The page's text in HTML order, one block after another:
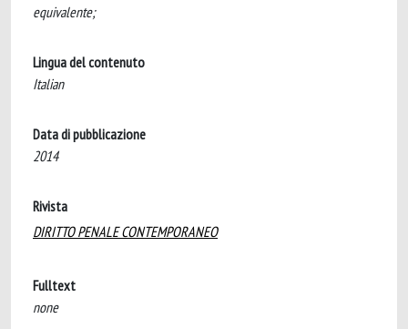
equivalente;
Lingua del contenuto
Italian
Data di pubblicazione
2014
Rivista
DIRITTO PENALE CONTEMPORANEO
Fulltext
none